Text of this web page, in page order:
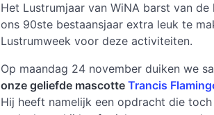
Het Lustrumjaar van WiNA barst van
ons 90ste bestaansjaar extra leuk te
Lustrumweek voor deze activiteiten.
Op maandag 24 november duiken we
onze geliefde mascotteTrancis
Hij heeft namelijk een opdracht die